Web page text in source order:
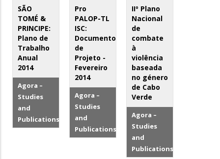
SÃO
TOMÉ &
PRINCIPE:
Plano de
Trabalho
Anual
2014
Agora –
Studies
and
Publications
Pro
PALOP-TL
ISC:
Documento
de
Projeto -
Fevereiro
2014
Agora –
Studies
and
Publications
IIº Plano
Nacional
de
combate
à
violência
baseada
no género
de Cabo
Verde
Agora –
Studies
and
Publications